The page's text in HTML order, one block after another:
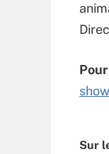
Sur